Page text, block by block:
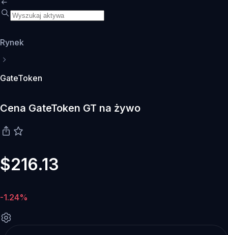
Rynek
GateToken
Cena GateToken GT na żywo
$216.13
-1.24%